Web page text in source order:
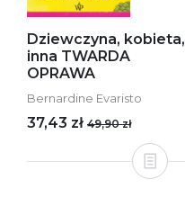
Dziewczyna, kobieta,
inna TWARDA
OPRAWA
Bernardine Evaristo
37,43 zł 49,90 zł